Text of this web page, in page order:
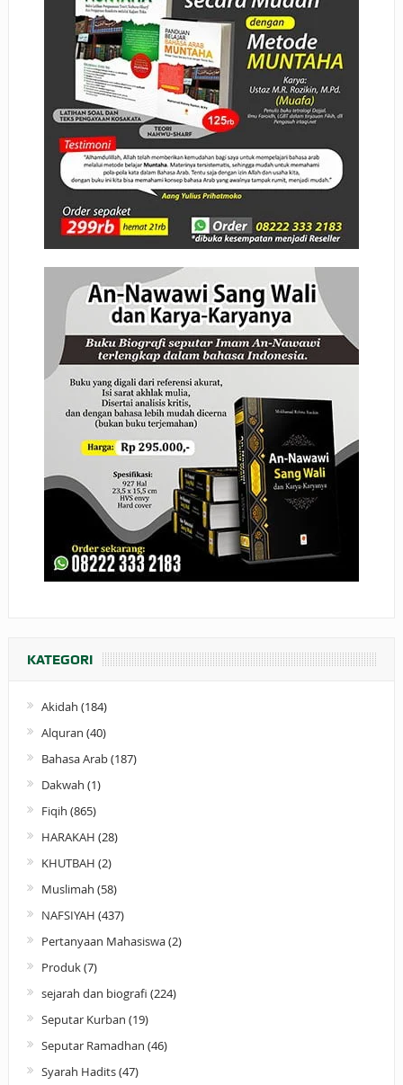
KATEGORI
Akidah (184)
Alquran (40)
Bahasa Arab(187)
Dakwah (1)
Fiqih (865)
HARAKAH (28)
KHUTBAH (2)
Muslimah (58)
NAFSIYAH (437)
Pertanyaan Mahasiswa(2)
Produk(7)
sejarah dan biografi (224)
Seputar Kurban (19)
Seputar Ramadhan (46)
Syarah Hadits(47)